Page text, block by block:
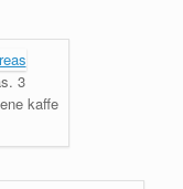
3
kaffe